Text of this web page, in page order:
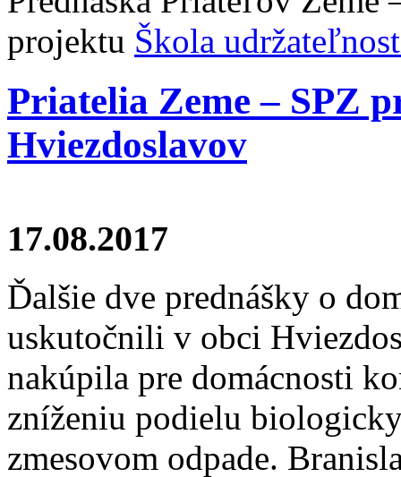
projektu Škola
Priatelia Zeme – SPZ
Hviezdoslavov
17.08.2017
Ďalšie dve prednášky o
uskutočnili v obci
nakúpila pre domácnosti
zníženiu podielu
zmesovom odpade.